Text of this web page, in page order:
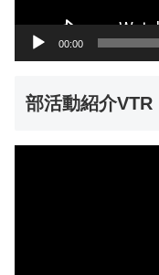
00:00
部活動紹介VTR